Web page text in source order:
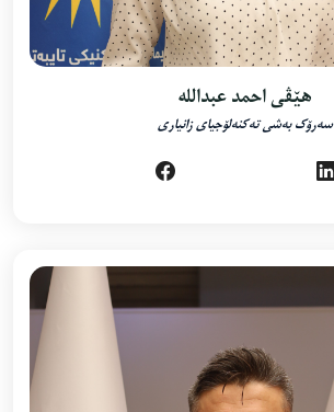
هێڤی احمد عبداللە
سەرۆک بەشی تەکنەلۆجیای زانیاری